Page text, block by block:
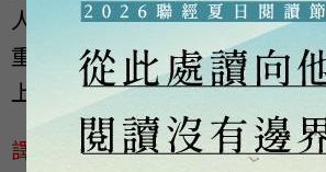
人》（1992）和《總統先生》
重要研究，多次刊載於劍橋拉
上。
譯者簡介